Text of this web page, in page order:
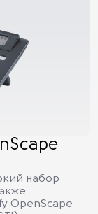
набор
OpenScape